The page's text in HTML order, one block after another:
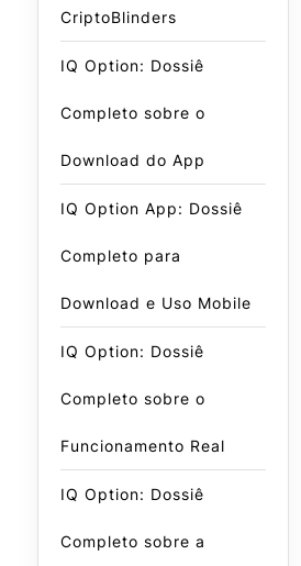
CriptoBlinders
IQ Option: Dossiê
Completo sobre o
Download do App
IQ Option App: Dossiê
Completo para
Download e Uso Mobile
IQ Option: Dossiê
Completo sobre o
Funcionamento Real
IQ Option: Dossiê
Completo sobre a